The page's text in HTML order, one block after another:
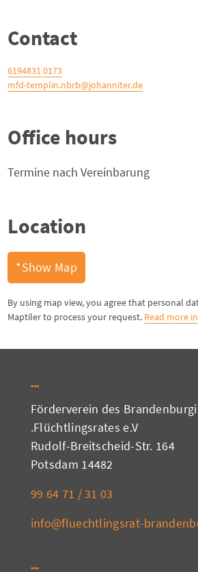
Contact
0173 6194831
mfd-templin.nbrb@johanniter.de
Office hours
Termine nach Vereinbarung
Location
Show Map*
* By using map view, you agree that personal
Maptiler to process your request. Read more
Förderverein des
Flüchtlingsrates e.V.
Rudolf-Breitscheid-Str. 164
14482 Potsdam
03 31 / 71 64 99
info@fluechtlingsrat-